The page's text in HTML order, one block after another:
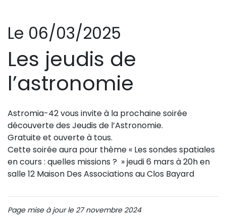
Le 06/03/2025
Les jeudis de
l’astronomie
Astromia-42 vous invite à la prochaine soirée
découverte des Jeudis de l’Astronomie.
Gratuite et ouverte à tous.
Cette soirée aura pour thème « Les sondes spatiales
en cours : quelles missions ? » jeudi 6 mars à 20h en
salle 12 Maison Des Associations au Clos Bayard
Page mise à jour le 27 novembre 2024